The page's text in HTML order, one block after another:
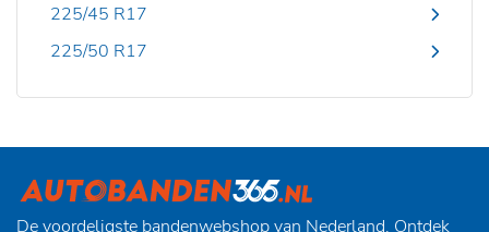
225/45 R17
225/50 R17
De voordeligste bandenwebshop van Nederland. Ontdek